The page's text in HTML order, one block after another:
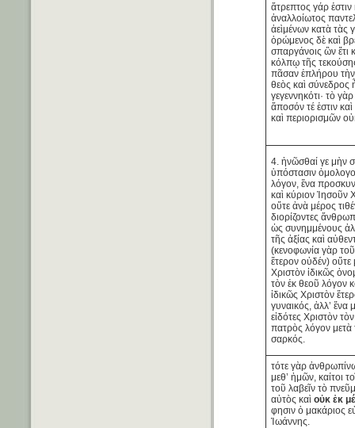
ἄτρεπτος γάρ ἐστιν
ἀναλλοίωτος
ἀεὶμένων κατὰ τὰς
ὁρώμενος δὲ καὶ
σπαργάνοις ὢν ἔτι
κόλπῳ τῆς
πᾶσαν ἐπλήρου τὴν
θεὸς καὶ σύνεδρος
γεγεννηκότι· τὸ
ἄποσόν τέ ἐστιν
καὶ περιορισμῶν
4. ἡνῶσθαί γε μὴν
ὑπόστασιν
λόγον, ἕνα
καὶ κύριον Ἰησοῦν
οὔτε ἀνὰ μέρος
διορίζοντες
ὡς συνημμένους
τῆς ἀξίας καὶ
(κενοφωνία γὰρ
ἕτερον οὐδέν) οὔτε
Χριστὸν ἰδικῶς
τὸν ἐκ θεοῦ λόγον
ἰδικῶς Χριστὸν
γυναικός, ἀλλ’ ἕνα
εἰδότες Χριστὸν
πατρὸς λόγον μετὰ
σαρκός.
τότε γὰρ
μεθ’ ἡμῶν, καίτοι
τοῦ λαβεῖν τὸ
αὐτὸς καὶοὐκ ἐκ
φησιν ὁ μακάριος
Ἰωάννης.